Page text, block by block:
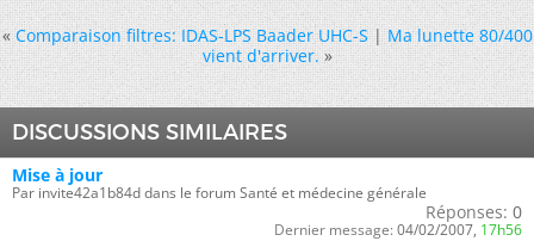
« Comparaison filtres: IDAS-LPS Baader UHC-S|Ma lunette 80/400
vient d'arriver. »
DISCUSSIONS SIMILAIRES
Mise à jour
Par invite42a1b84d dans le forum Santé et médecine générale
Réponses: 0
Dernier message: 04/02/2007, 17h56